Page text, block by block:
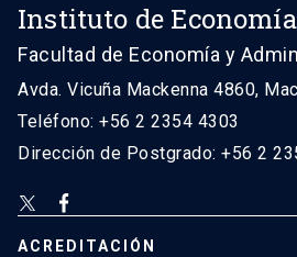
Instituto de Economía
Facultad de Economía y
Avda. Vicuña Mackenna 4860,
Teléfono: +56 2 2354 4303
Dirección de Postgrado: +56 2
ACREDITACIÓN